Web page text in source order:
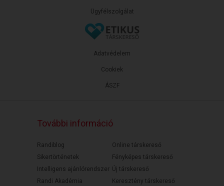
Ügyfélszolgálat
ÁSZF
Adatvédelem
Cookiek
További információ
Randiblog
Sikertörténetek
Intelligens ajánlórendszer
Randi Akadémia
Online társkereső
Fényképes társkereső
Új társkereső
Keresztény társkereső